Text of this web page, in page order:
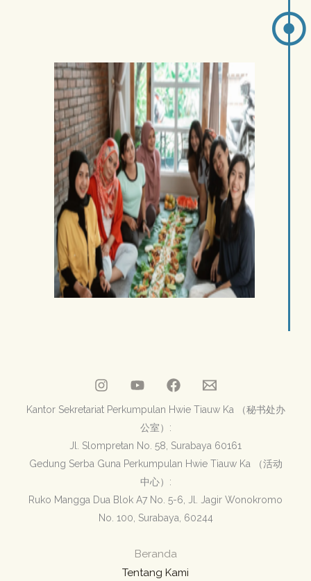
Kantor Sekretariat Perkumpulan Hwie Tiauw Ka （秘书处办
公室）:
Jl. Slompretan No. 58, Surabaya 60161
Gedung Serba Guna Perkumpulan Hwie Tiauw Ka （活动
中心）:
Ruko Mangga Dua Blok A7 No. 5-6, Jl. Jagir Wonokromo
No. 100, Surabaya, 60244
Beranda
Tentang Kami